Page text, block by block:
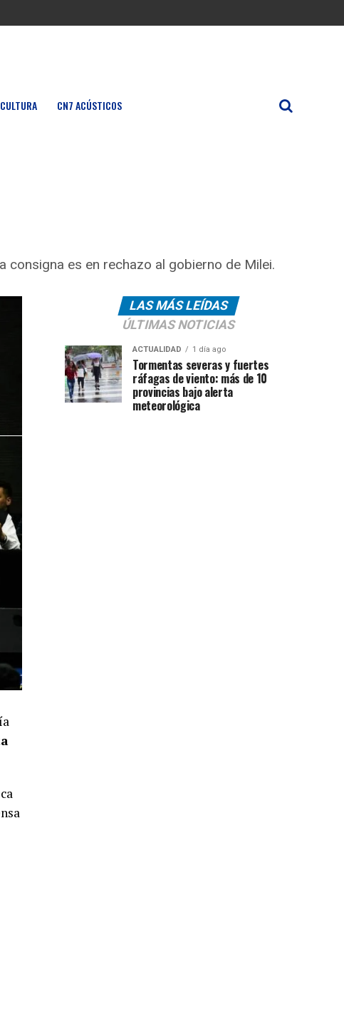
CULTURA CN7 ACÚSTICOS
consigna es en rechazo al gobierno de Milei.
LAS MÁS LEÍDAS
ÚLTIMAS NOTICIAS
ACTUALIDAD 1 día ago
Tormentas severas y fuertes
ráfagas de viento: más de 10
provincias bajo alerta
meteorológica